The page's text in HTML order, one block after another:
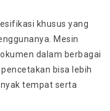
khusus yang
Mesin
dalam berbagai
bisa lebih
tempat serta